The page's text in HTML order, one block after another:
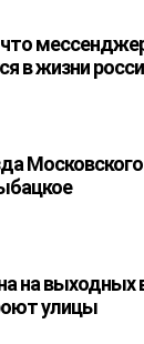
в жизни
на выходных
улицы